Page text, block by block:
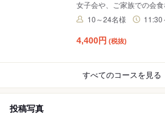
女子会や、ご家族での会
食前酒付き 御食事は全５品のコースメニューです。 詳細
10～24名様 11:30
4,400円 (税抜)
すべてのコースを見る
投稿写真